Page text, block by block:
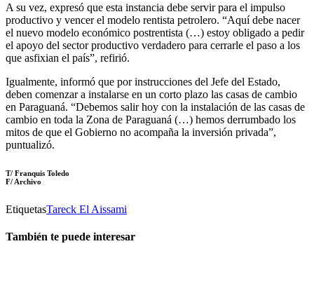
A su vez, expresó que esta instancia debe servir para el impulso
productivo y vencer el modelo rentista petrolero. “Aquí debe nacer
el nuevo modelo económico postrentista (…) estoy obligado a pedir
el apoyo del sector productivo verdadero para cerrarle el paso a los
que asfixian el país”, refirió.
Igualmente, informó que por instrucciones del Jefe del Estado,
deben comenzar a instalarse en un corto plazo las casas de cambio
en Paraguaná. “Debemos salir hoy con la instalación de las casas de
cambio en toda la Zona de Paraguaná (…) hemos derrumbado los
mitos de que el Gobierno no acompaña la inversión privada”,
puntualizó.
T/ Franquis Toledo
F/ Archivo
EtiquetasTareck El Aissami
También te puede interesar